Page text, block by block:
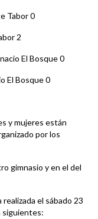
Tabor 0
2
El Bosque 0
El Bosque 0
y mujeres están
por los
gimnasio y en el del
el sábado 23
siguientes: